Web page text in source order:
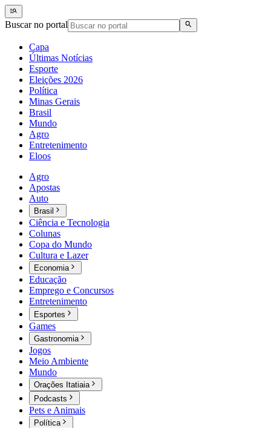
Buscar no portal
Capa
Últimas Notícias
Esporte
Eleições 2026
Política
Minas Gerais
Brasil
Mundo
Agro
Entretenimento
Eloos
Agro
Apostas
Auto
Brasil
Ciência e Tecnologia
Colunas
Copa do Mundo
Cultura e Lazer
Economia
Educação
Emprego e Concursos
Entretenimento
Esportes
Games
Gastronomia
Jogos
Meio Ambiente
Mundo
Orações Itatiaia
Podcasts
Pets e Animais
Política